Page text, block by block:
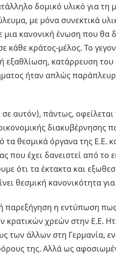
δομικό υλικό για
με μόνα συνεκτικά
μια κανονική ένωση που θα
κάθε κράτος-μέλος. Το
εξαθλίωση, κατάρρευση
ήταν απλώς
αυτόν), πάντως,
διακυβέρνησης
θεσμικά όργανα της Ε.Ε.
που έχει δανειστεί από το
ότι τα έκτακτα και
θεσμική κανονικότητα
παρεξήγηση η εντύπωση
κρατικών χρεών στην Ε.Ε.
των άλλων στη Γερμανία,
της. Αλλά ως